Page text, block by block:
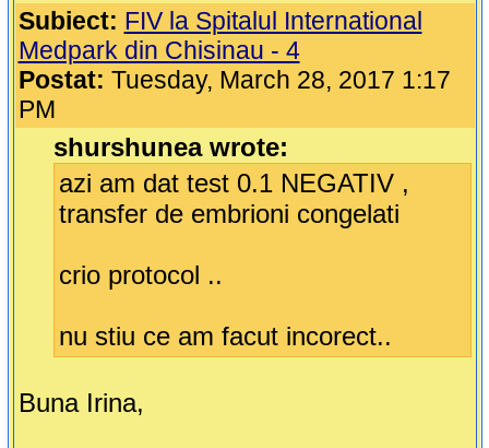
Subiect: FIV la Spitalul International
Medpark din Chisinau - 4
Postat: Tuesday, March 28, 2017 1:17
PM
shurshunea wrote:
azi am dat test 0.1 NEGATIV ,
transfer de embrioni congelati
crio protocol ..
nu stiu ce am facut incorect..
Buna Irina,